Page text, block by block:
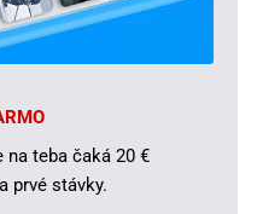
teba čaká 20 €
prvé stávky.